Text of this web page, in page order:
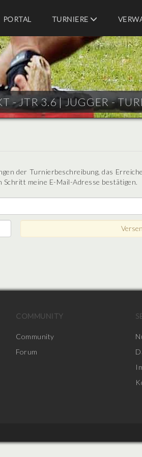
PORTAL
TURNIERE
- JTR 3.6 |JUGGER -
der Turnierbeschreibung, das
meine E-Mail-Adresse bestätigen.
COMMUNITY
Community
Forum